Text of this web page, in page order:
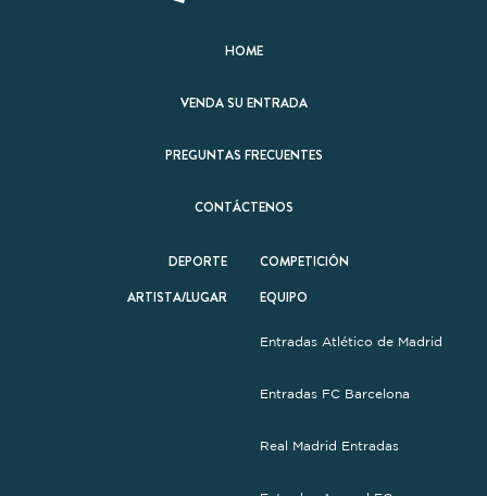
HOME
VENDA SU ENTRADA
PREGUNTAS FRECUENTES
CONTÁCTENOS
DEPORTE
COMPETICIÓN
ARTISTA/LUGAR
EQUIPO
Entradas Atlético de Madrid
Entradas FC Barcelona
Real Madrid Entradas